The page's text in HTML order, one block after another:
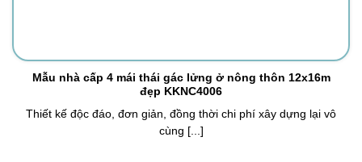
Mẫu nhà cấp 4 mái thái gác lửng ở nông thôn 12x16m
đẹp KKNC4006
Thiết kế độc đáo, đơn giản, đồng thời chi phí xây dựng lại vô
cùng [...]